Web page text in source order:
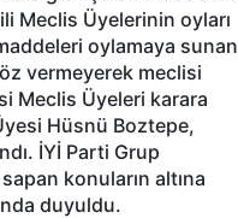
Meclis Üyelerinin oyları
oylamaya sunan
vermeyerek meclisi
Meclis Üyeleri karara
Hüsnü Boztepe,
İYİ Parti Grup
konuların altına
duyuldu.